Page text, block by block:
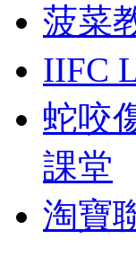
菠菜
IIFC
蛇咬
課堂
淘寶